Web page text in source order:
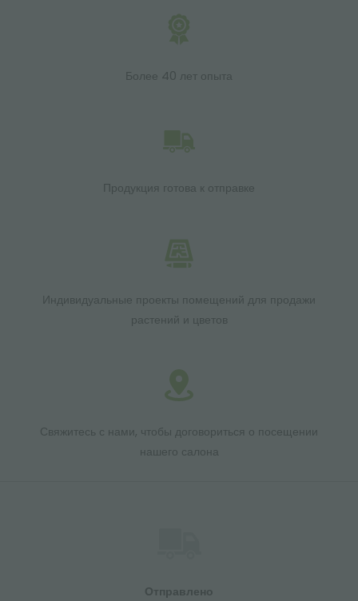
Более 40 лет опыта
Продукция готова к отправке
Индивидуальные проекты помещений для продажи
растений и цветов
Свяжитесь с нами, чтобы договориться о посещении
нашего салона
Отправлено